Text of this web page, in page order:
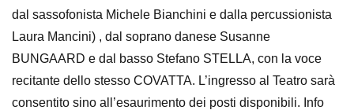
dal sassofonista Michele Bianchini e dalla percussionista
Laura Mancini) , dal soprano danese Susanne
BUNGAARD e dal basso Stefano STELLA, con la voce
recitante dello stesso COVATTA. L’ingresso al Teatro sarà
consentito sino all’esaurimento dei posti disponibili. Info